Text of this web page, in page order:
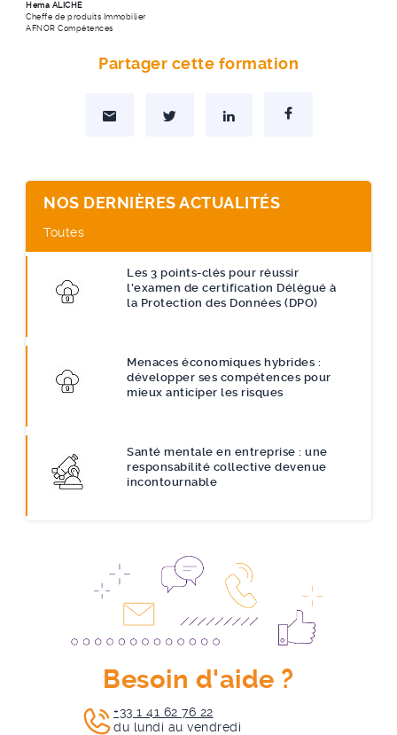
Hema ALICHE
Cheffe de produits Immobilier
AFNOR Compétences
Partager cette formation
Partager par MailPartager sur TwitterPartager sur Linkedin
NOS DERNIÈRES ACTUALITÉS
Toutes
Les 3 points-clés pour réussir
l’examen de certification Délégué à
la Protection des Données (DPO)
Menaces économiques hybrides :
développer ses compétences pour
mieux anticiper les risques
Santé mentale en entreprise : une
responsabilité collective devenue
incontournable
Besoin d'aide ?
+33 1 41 62 76 22
du lundi au vendredi